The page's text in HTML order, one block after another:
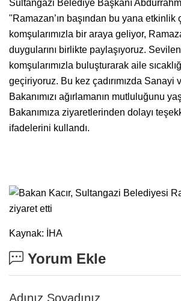
Sultangazi Belediye Başkanı
"Ramazan’ın başından bu yana etkinlik
komşularımızla bir araya geliyor,
duygularını birlikte paylaşıyoruz.
komşularımızla buluşturarak aile
geçiriyoruz. Bu kez çadırımızda Sanayi
Bakanımızı ağırlamanın mutluluğunu
Bakanımıza ziyaretlerinden dolayı
ifadelerini kullandı.
Kaynak: İHA
Yorum Ekle
Adınız Soyadınız